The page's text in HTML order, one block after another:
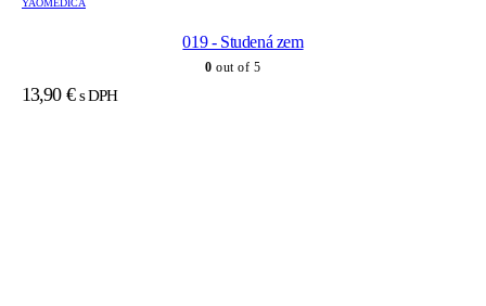
YAOMEDICA
019 - Studená zem
0 out of 5
13,90 € s DPH